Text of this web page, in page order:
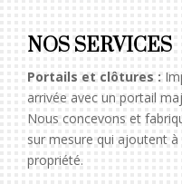
NOS SERVICES
Portails et clôtures :
arrivée avec un portail
Nous concevons et
sur mesure qui ajoutent
propriété.